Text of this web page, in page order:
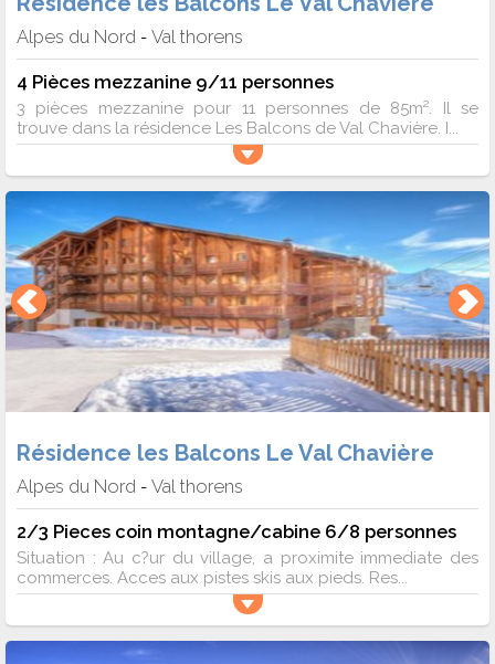
Alpes du Nord - Val thorens
4 Pièces mezzanine 9/11 personnes
3 pièces mezzanine pour 11 personnes de 85m². Il se
trouve dans la résidence Les Balcons de Val Chavière. I...
Résidence les Balcons Le Val Chavière
Alpes du Nord - Val thorens
2/3 Pieces coin montagne/cabine 6/8 personnes
Situation : Au c?ur du village, a proximite immediate des
commerces. Acces aux pistes skis aux pieds. Res...